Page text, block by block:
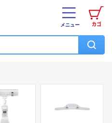
カゴ
メニュー